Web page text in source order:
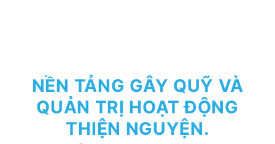
NỀN TẢNG GÂY QUỸ VÀ
QUẢN TRỊ HOẠT ĐỘNG
THIỆN NGUYỆN.